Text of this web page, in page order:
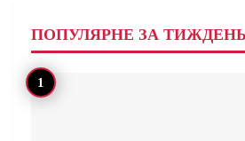
ПОПУЛЯРНЕ ЗА ТИЖДЕНЬ